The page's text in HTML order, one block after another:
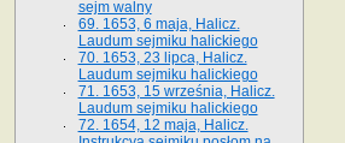
sejm walny
69. 1653, 6 maja, Halicz.
Laudum sejmiku halickiego
70. 1653, 23 lipca, Halicz.
Laudum sejmiku halickiego
71. 1653, 15 września, Halicz.
Laudum sejmiku halickiego
72. 1654, 12 maja, Halicz.